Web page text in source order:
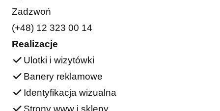
Zadzwoń
(+48) 12 323 00 14
Realizacje
Ulotki i wizytówki
Banery reklamowe
Identyfikacja wizualna
Strony www i sklepy